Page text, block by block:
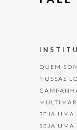
QUEM
NOSSAS
SEJA UMA
SEJA UMA